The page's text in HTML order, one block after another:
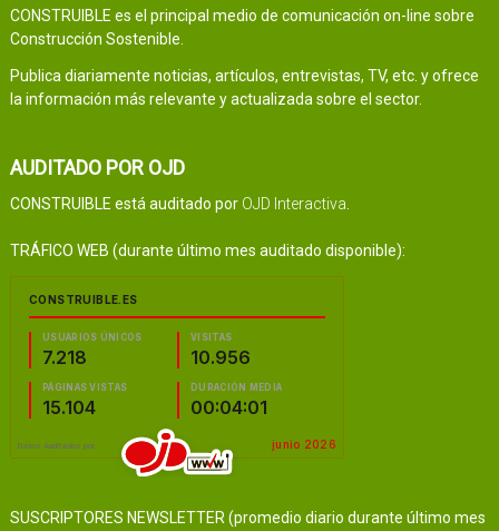
CONSTRUIBLE es el principal medio de comunicación on-line sobre
Construcción Sostenible.
Publica diariamente noticias, artículos, entrevistas, TV, etc. y ofrece
la información más relevante y actualizada sobre el sector.
AUDITADO POR OJD
CONSTRUIBLE está auditado por OJD Interactiva.
TRÁFICO WEB (durante último mes auditado disponible):
SUSCRIPTORES NEWSLETTER (promedio diario durante último mes